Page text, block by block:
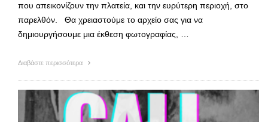
που απεικονίζουν την πλατεία, και την ευρύτερη περιοχή, στο
παρελθόν. Θα χρειαστούμε το αρχείο σας για να
δημιουργήσουμε μια έκθεση φωτογραφίας, …
Διαβάστε περισσότερα